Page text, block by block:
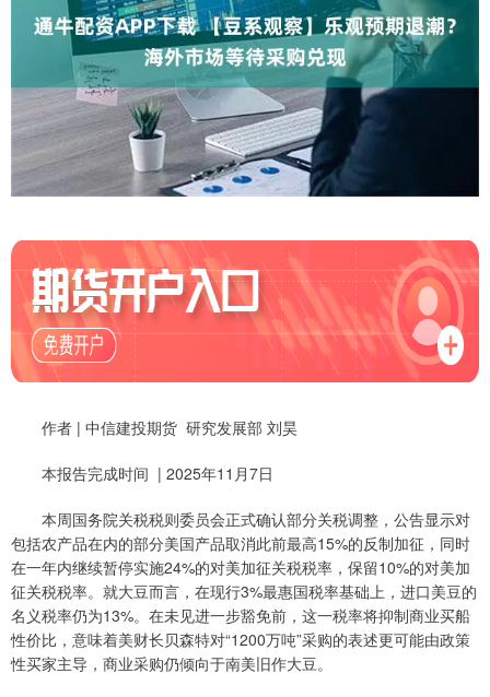
作者 | 中信建投期货 研究发展部 刘昊
本报告完成时间 | 2025年11月7日
本周国务院关税税则委员会正式确认部分关税调整，公告显示对
包括农产品在内的部分美国产品取消此前最高15%的反制加征，同时
在一年内继续暂停实施24%的对美加征关税税率，保留10%的对美加
征关税税率。就大豆而言，在现行3%最惠国税率基础上，进口美豆的
名义税率仍为13%。在未见进一步豁免前，这一税率将抑制商业买船
性价比，意味着美财长贝森特对“1200万吨”采购的表述更可能由政策
性买家主导，商业采购仍倾向于南美旧作大豆。